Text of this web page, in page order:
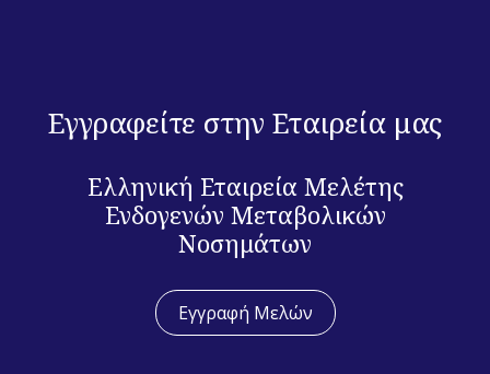
Εγγραφείτε στην Εταιρεία μας
Ελληνική Εταιρεία Μελέτης
Ενδογενών Μεταβολικών
Νοσημάτων
Εγγραφή Μελών